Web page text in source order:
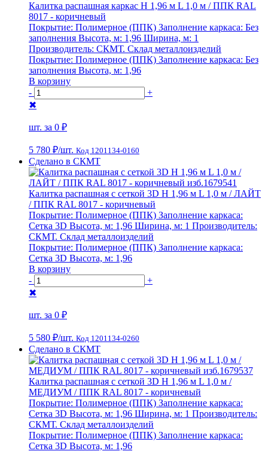
Калитка распашная каркас Н 1,96 м L 1,0 м / ППК RAL
8017 - коричневый
Покрытие: Полимерное (ППК) Заполнение каркаса: Без
заполнения Высота, м: 1,96 Ширина, м: 1
Производитель: СКМТ. Склад металлоизделий
Покрытие: Полимерное (ППК) Заполнение каркаса: Без
заполнения Высота, м: 1,96
В корзину
-
+
✖
шт. за 0 ₽
5 780 ₽/шт. Код 1201134-0160
Сделано в СКМТ
Калитка распашная с сеткой 3D Н 1,96 м L 1,0 м / ЛАЙТ
/ ППК RAL 8017 - коричневый
Покрытие: Полимерное (ППК) Заполнение каркаса:
Сетка 3D Высота, м: 1,96 Ширина, м: 1 Производитель:
СКМТ. Склад металлоизделий
Покрытие: Полимерное (ППК) Заполнение каркаса:
Сетка 3D Высота, м: 1,96
В корзину
-
+
✖
шт. за 0 ₽
5 580 ₽/шт. Код 1201134-0260
Сделано в СКМТ
Калитка распашная с сеткой 3D Н 1,96 м L 1,0 м /
МЕДИУМ / ППК RAL 8017 - коричневый
Покрытие: Полимерное (ППК) Заполнение каркаса:
Сетка 3D Высота, м: 1,96 Ширина, м: 1 Производитель:
СКМТ. Склад металлоизделий
Покрытие: Полимерное (ППК) Заполнение каркаса:
Сетка 3D Высота, м: 1,96